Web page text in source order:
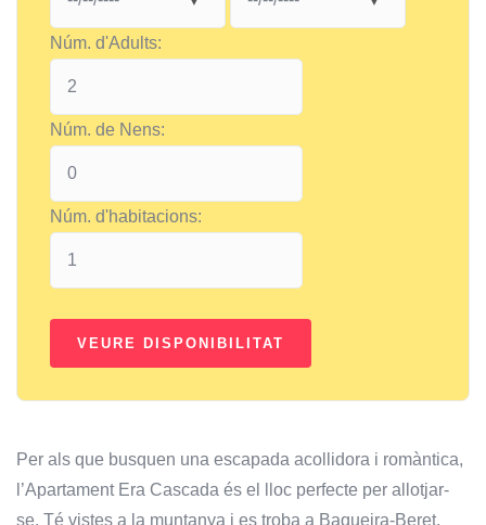
Núm. d'Adults:
Núm. de Nens:
Núm. d'habitacions:
Per als que busquen una escapada acollidora i romàntica,
l’Apartament Era Cascada és el lloc perfecte per allotjar-
se. Té vistes a la muntanya i es troba a Baqueira-Beret.